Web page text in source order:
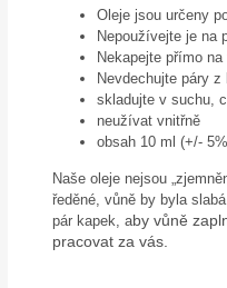
Oleje jsou určeny
Nepoužívejte je na
Nekapejte přímo
Nevdechujte páry
skladujte v suchu,
neužívat vnitřně
obsah 10 ml (+/-
Naše oleje nejsou
ředěné, vůně by byla
pár kapek, aby vůně
pracovat za vás.